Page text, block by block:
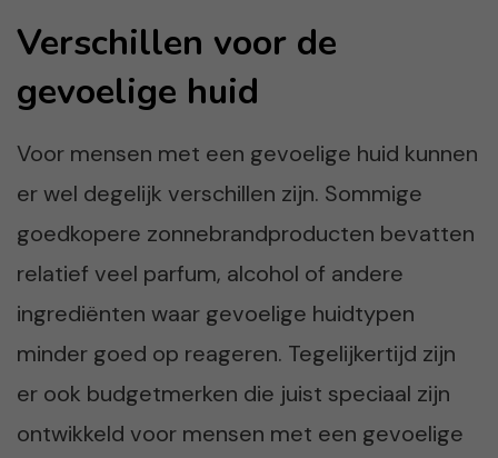
Verschillen voor de
gevoelige huid
Voor mensen met een gevoelige huid kunnen
er wel degelijk verschillen zijn. Sommige
goedkopere zonnebrandproducten bevatten
relatief veel parfum, alcohol of andere
ingrediënten waar gevoelige huidtypen
minder goed op reageren. Tegelijkertijd zijn
er ook budgetmerken die juist speciaal zijn
ontwikkeld voor mensen met een gevoelige